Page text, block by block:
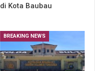
di Kota Baubau
BREAKING NEWS